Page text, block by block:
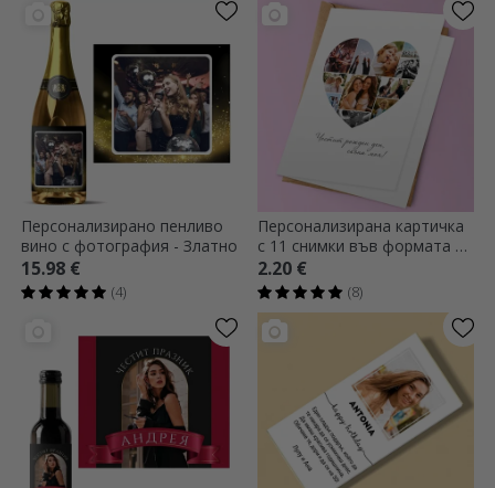
Персонализирано пенливо
вино с фотография - Златно
15.98 €
(4)
Персонализирана картичка
с 11 снимки във формата на
сърце
2.20 €
(8)